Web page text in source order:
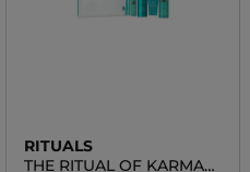
RITUALS
THE RITUAL OF KARMA